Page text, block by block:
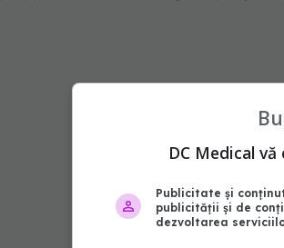
DC Medical
Publicitate și
publicității și de
dezvoltarea